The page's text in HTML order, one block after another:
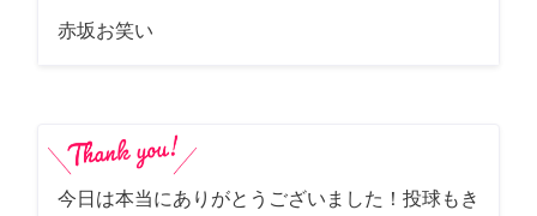
赤坂お笑い
今日は本当にありがとうございました！投球もき